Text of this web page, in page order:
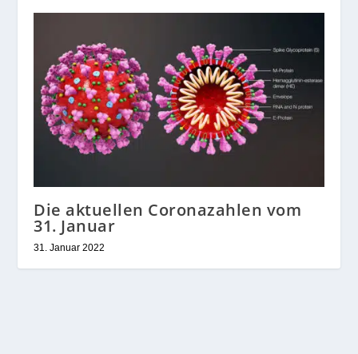
Die aktuellen Coronazahlen vom
31. Januar
31. Januar 2022